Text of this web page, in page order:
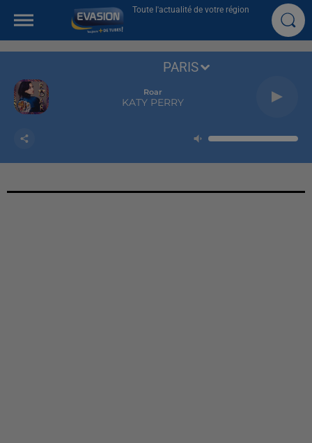
Toute l'actualité de votre région
Roar
KATY PERRY
PARIS